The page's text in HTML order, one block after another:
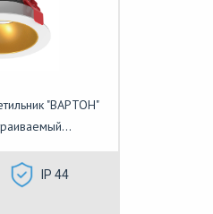
"ВАРТОН"
IP 44